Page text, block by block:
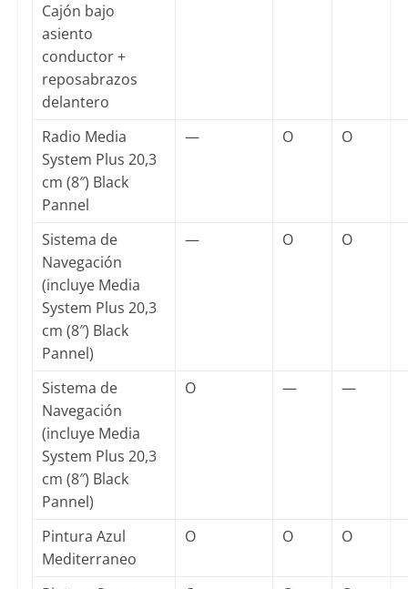
Cajón bajo
asiento
conductor +
reposabrazos
delantero
Radio Media
System Plus 20,3
cm (8″) Black
Pannel
— O O
Sistema de
Navegación
(incluye Media
System Plus 20,3
cm (8″) Black
Pannel)
— O O
Sistema de
Navegación
(incluye Media
System Plus 20,3
cm (8″) Black
Pannel)
O — —
Pintura Azul
Mediterraneo
O O O